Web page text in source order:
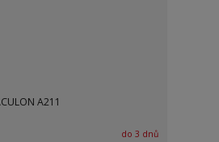
A211
do 3 dnů